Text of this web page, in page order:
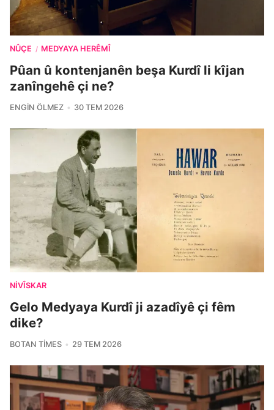
NÛÇE / MEDYAYA HERÊMÎ
Pûan û kontenjanên beşa Kurdî li kîjan
zanîngehê çi ne?
ENGIN ÖLMEZ 30 TEM 2026
NIVÎSKAR
Gelo Medyaya Kurdî ji azadîyê çi fêm
dike?
BOTAN TIMES 29 TEM 2026